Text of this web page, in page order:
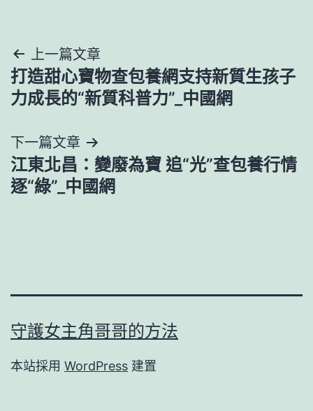
文
章
覽
上一篇文章
打造甜心寶物查包養網支持新質生孩子
力成長的“新質科普力”_中國網
下一篇文章
江東北昌：變廢為寶 追“光”查包養行情
逐“綠”_中國網
守護女主角哥哥的方法
本站採用 WordPress 建置